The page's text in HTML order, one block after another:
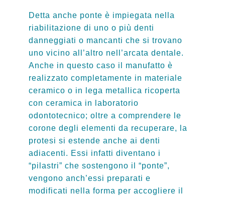
Detta anche ponte è impiegata nella
riabilitazione di uno o più denti
danneggiati o mancanti che si trovano
uno vicino all’altro nell’arcata dentale.
Anche in questo caso il manufatto è
realizzato completamente in materiale
ceramico o in lega metallica ricoperta
con ceramica in laboratorio
odontotecnico; oltre a comprendere le
corone degli elementi da recuperare, la
protesi si estende anche ai denti
adiacenti. Essi infatti diventano i
“pilastri” che sostengono il “ponte”,
vengono anch’essi preparati e
modificati nella forma per accogliere il